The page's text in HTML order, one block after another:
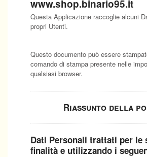
www.shop.binario95.it
Questa Applicazione raccoglie alcuni
propri Utenti.
Questo documento può essere
comando di stampa presente nelle
qualsiasi browser.
Riassunto della
Dati Personali trattati per le
finalità e utilizzando i